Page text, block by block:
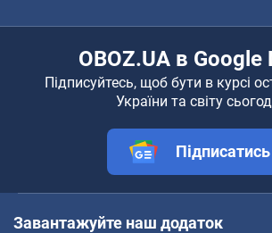
OBOZ.UA в Google
Підписуйтесь, щоб бути в курсі
України та світу
Підписатись
Завантажуйте наш додаток